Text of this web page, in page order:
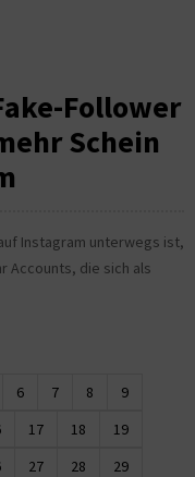
Follower
Schein
Instagram unterwegs ist,
Accounts, die sich als
6 7 8
9
17 18
19
27 28
29